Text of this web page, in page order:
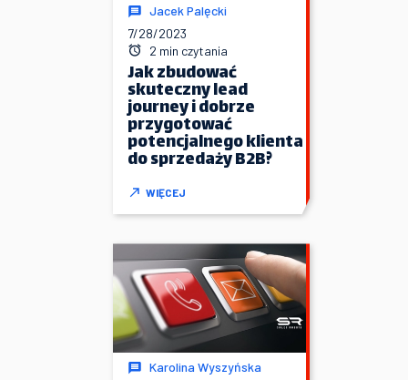
Jacek Palęcki
7/28/2023
2 min czytania
Jak zbudować
skuteczny lead
journey i dobrze
przygotować
potencjalnego klienta
do sprzedaży B2B?
WIĘCEJ
Karolina Wyszyńska